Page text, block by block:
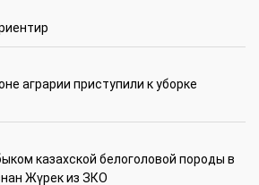
аграрии приступили к уборке
казахской белоголовой породы в
Жүрек из ЗКО